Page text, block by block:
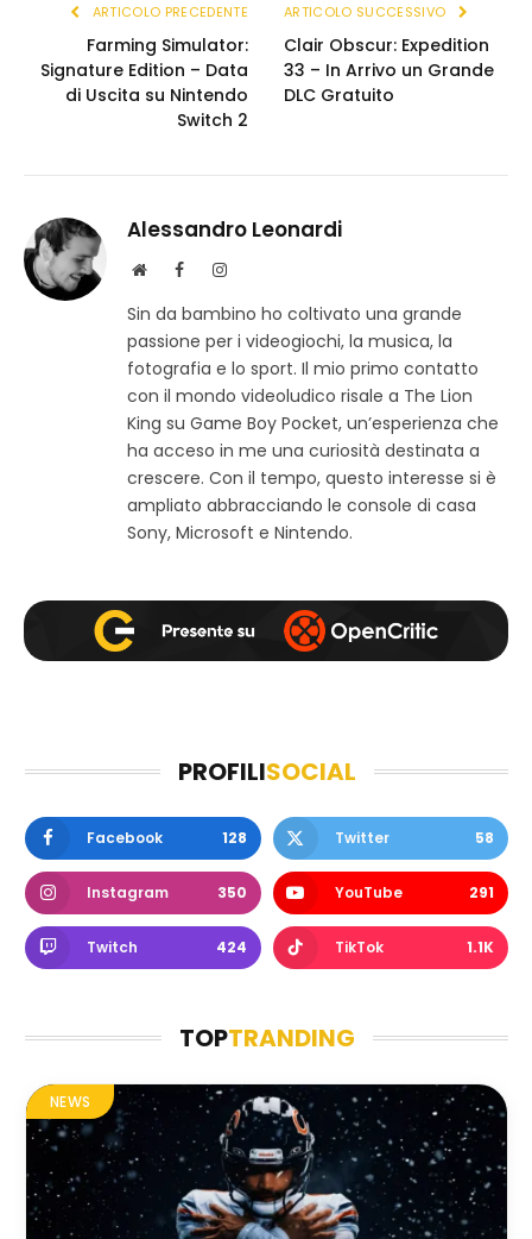
ARTICOLO PRECEDENTE
Farming Simulator:
Signature Edition – Data
di Uscita su Nintendo
Switch 2
ARTICOLO SUCCESSIVO
Clair Obscur: Expedition
33 – In Arrivo un Grande
DLC Gratuito
Alessandro Leonardi
S
t
o
w
F
c
e
b
I
s
t
a
m
Sin da bambino ho coltivato una grande
passione per i videogiochi, la musica, la
fotografia e lo sport. Il mio primo contatto
con il mondo videoludico risale a The Lion
King su Game Boy Pocket, un’esperienza che
ha acceso in me una curiosità destinata a
crescere. Con il tempo, questo interesse si è
ampliato abbracciando le console di casa
Sony, Microsoft e Nintendo.
PROFILISOCIAL
Facebook 128 Twitter 58
Instagram 350 YouTube 291
Twitch 424 TikTok 1.1K
TOPTRANDING
NEWS